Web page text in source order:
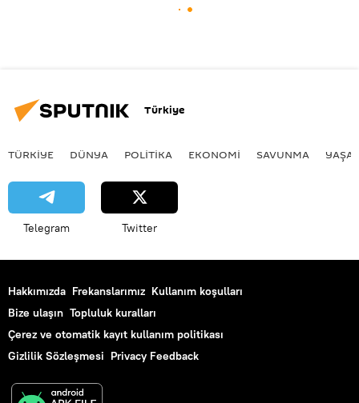
Türkiye
TÜRKIYE DÜNYA POLİTİKA EKONOMİ SAVUNMA
Telegram Twitter
Hakkımızda Frekanslarımız Kullanım koşulları
Bize ulaşın Topluluk kuralları
Çerez ve otomatik kayıt kullanım politikası
Gizlilik Sözleşmesi Privacy Feedback